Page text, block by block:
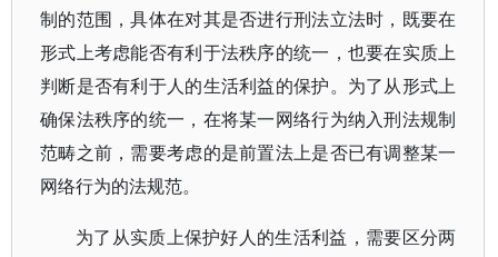
制的范围，具体在对其是否进行刑法立法时，既要在
形式上考虑能否有利于法秩序的统一，也要在实质上
判断是否有利于人的生活利益的保护。为了从形式上
确保法秩序的统一，在将某一网络行为纳入刑法规制
范畴之前，需要考虑的是前置法上是否已有调整某一
网络行为的法规范。
为了从实质上保护好人的生活利益，需要区分两